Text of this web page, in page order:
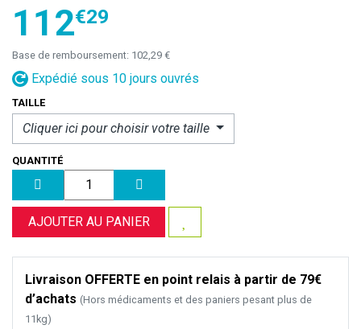
112€29
Base de remboursement: 102,29 €
Expédié sous 10 jours ouvrés
TAILLE
Cliquer ici pour choisir votre taille
QUANTITÉ
AJOUTER AU PANIER
Livraison OFFERTE en point relais à partir de 79€
d’achats (Hors médicaments et des paniers pesant plus de
11kg)